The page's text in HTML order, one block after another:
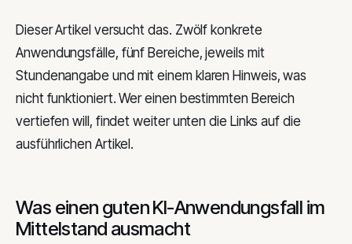
Dieser Artikel versucht das. Zwölf konkrete
Anwendungsfälle, fünf Bereiche, jeweils mit
Stundenangabe und mit einem klaren Hinweis, was
nicht funktioniert. Wer einen bestimmten Bereich
vertiefen will, findet weiter unten die Links auf die
ausführlichen Artikel.
Was einen guten KI-Anwendungsfall im
Mittelstand ausmacht